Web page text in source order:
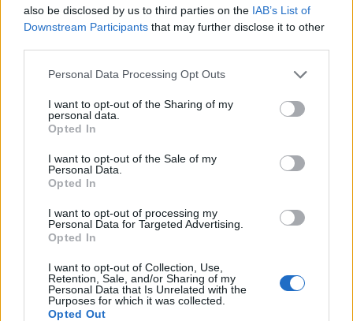
also be disclosed by us to third parties on the IAB’s List of
Downstream Participants that may further disclose it to other
Please note that this website/app uses one or more Google
not limited to your visit or usage behaviour. You may click to
grant or deny consent to Google and its third-party tags to
use your data for below specified purposes in below Google
consent section.
Personal Data Processing Opt Outs
I want to opt-out of the Sharing of my
personal data.
Opted In
I want to opt-out of the Sale of my
Personal Data.
Opted In
I want to opt-out of processing my
Personal Data for Targeted Advertising.
Opted In
I want to opt-out of Collection, Use,
Retention, Sale, and/or Sharing of my
Personal Data that Is Unrelated with the
Purposes for which it was collected.
Opted Out
szatmariferi•2021. március 16.
Szeretem a sült zöldséget. Van, amikor a legnagyobb
nyári kánikulában is nekiállok bekapcsolni a sütőt,
mert muszáj ennem. Mit számít abban a ...